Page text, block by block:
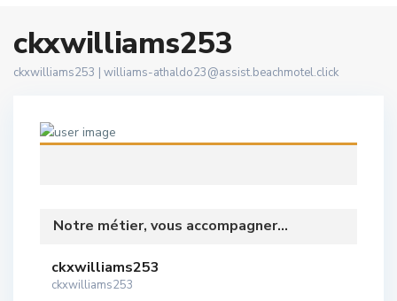
ckxwilliams253
ckxwilliams253 | williams-athaldo23@assist.beachmotel.click
Notre métier, vous accompagner...
ckxwilliams253
ckxwilliams253